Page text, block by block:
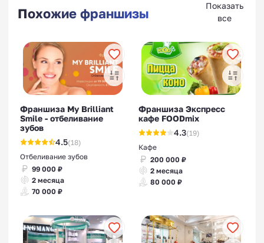
Похожие франшизы
Показать
все
Франшиза My Brilliant
Smile - отбеливание
зубов
4.5(18)
Отбеливание зубов
99 000 ₽
2 месяца
70 000 ₽
Франшиза Экспресс
кафе FOODmix
4.3(19)
Кафе
200 000 ₽
2 месяца
80 000 ₽